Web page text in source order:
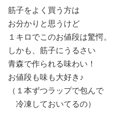
品工業 オカムラ食品 敬老の日 秋分の
日
筋子をよく買う方は
お分かりと思うけど
１キロでこのお値段は驚愕。
しかも、筋子にうるさい
青森で作られる味わい！
お値段も味も大好き♪
（１本ずつラップで包んで
冷凍しておいてるの）